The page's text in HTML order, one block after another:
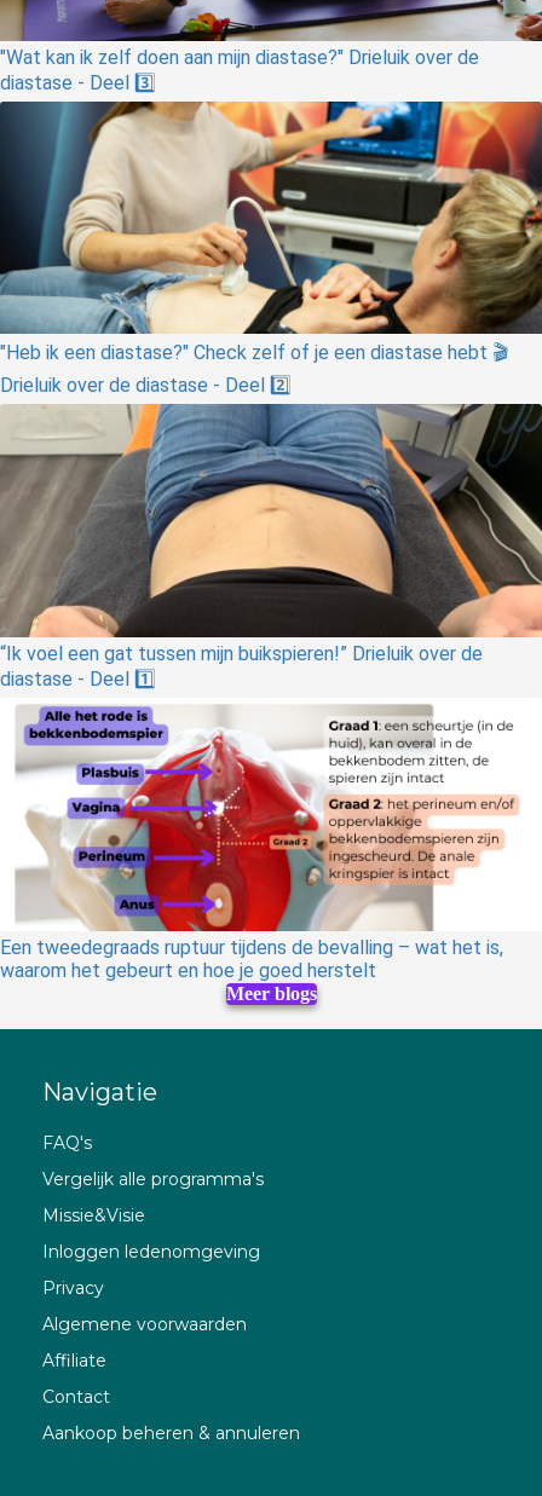
"Wat kan ik zelf doen aan mijn diastase?" Drieluik over de
diastase - Deel 3️⃣
"Heb ik een diastase?" Check zelf of je een diastase hebt 🎬
Drieluik over de diastase - Deel 2️⃣
“Ik voel een gat tussen mijn buikspieren!” Drieluik over de
diastase - Deel 1️⃣
Een tweedegraads ruptuur tijdens de bevalling – wat het is,
waarom het gebeurt en hoe je goed herstelt
Meer blogs
Navigatie
FAQ's
Vergelijk alle programma's
Missie&Visie
Inloggen ledenomgeving
Privacy
Algemene voorwaarden
Affiliate
Contact
Aankoop beheren & annuleren